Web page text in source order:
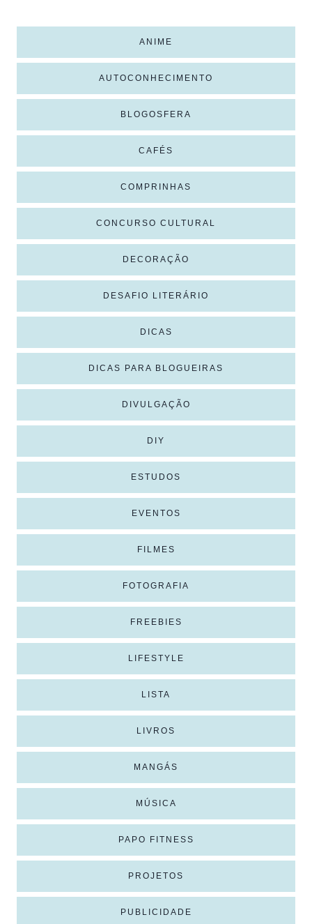
ANIME
AUTOCONHECIMENTO
BLOGOSFERA
CAFÉS
COMPRINHAS
CONCURSO CULTURAL
DECORAÇÃO
DESAFIO LITERÁRIO
DICAS
DICAS PARA BLOGUEIRAS
DIVULGAÇÃO
DIY
ESTUDOS
EVENTOS
FILMES
FOTOGRAFIA
FREEBIES
LIFESTYLE
LISTA
LIVROS
MANGÁS
MÚSICA
PAPO FITNESS
PROJETOS
PUBLICIDADE